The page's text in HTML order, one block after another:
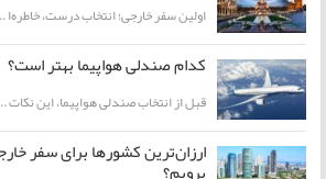
اولین سفر خارجی؛ انتخاب درست، خاطره‌ا
کدام صندلی هواپیما بهتر است؟
قبل از انتخاب صندلی هواپیما، این نکات
ارزان‌ترین کشورها برای سفر
برویم؟